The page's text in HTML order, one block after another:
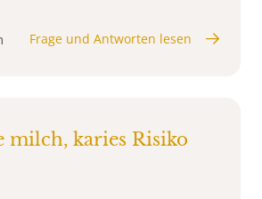
Frage und Antworten lesen
milch, karies Risiko